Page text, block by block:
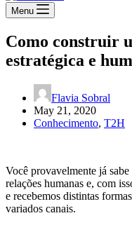
Menu
Como construir
estratégica e
Flavia Sobral
May 21, 2020
Conhecimento, T2H
Você provavelmente já
relações humanas e, com
e recebemos distintas
variados canais.